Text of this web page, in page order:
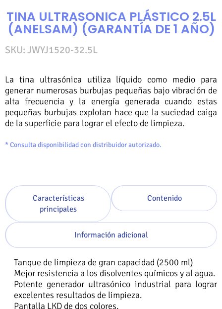
TINA ULTRASONICA PLÁSTICO 2.5L
(ANELSAM) (GARANTÍA DE 1 AÑO)
SKU: JWYJ1520-32.5L
La tina ultrasónica utiliza líquido como medio para
generar numerosas burbujas pequeñas bajo vibración de
alta frecuencia y la energía generada cuando estas
pequeñas burbujas explotan hace que la suciedad caiga
de la superficie para lograr el efecto de limpieza.
* Consulta disponibilidad con distribuidor autorizado.
Características
principales
Contenido
Información adicional
Tanque de limpieza de gran capacidad (2500 ml)
Mejor resistencia a los disolventes químicos y al agua.
Potente generador ultrasónico industrial para lograr
excelentes resultados de limpieza.
Pantalla LKD de dos colores.